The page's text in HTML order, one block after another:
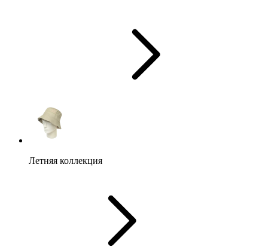
Летняя коллекция